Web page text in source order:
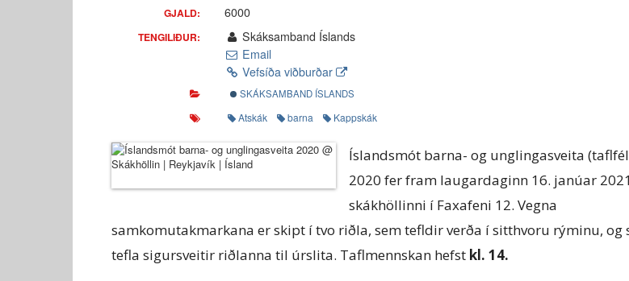
GJALD: 6000
TENGILIÐUR:
Skáksamband Íslands
Email
Vefsíða viðburðar
SKÁKSAMBAND ÍSLANDS
Atskák barna Kappskák
Íslandsmót barna- og unglingasveita
2020 fer fram laugardaginn 16. janúar
skákhöllinni í Faxafeni 12. Vegna
samkomutakmarkana er skipt í tvo riðla, sem tefldir verða í sitthvoru rýminu, og
tefla sigursveitir riðlanna til úrslita. Taflmennskan hefst kl. 14.